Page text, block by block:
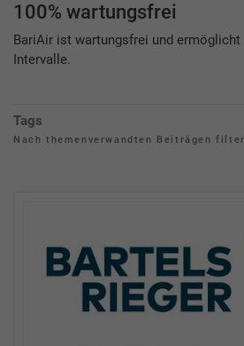
100% wartungsfrei
BariAir ist wartungsfrei und
Intervalle.
Tags
Nach themenverwandten Beiträgen